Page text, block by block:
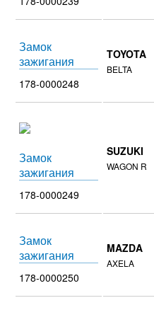
Замок
зажигания
178-0000248
TOYOTA
BELTA
Замок
зажигания
178-0000249
SUZUKI
WAGON R
Замок
зажигания
178-0000250
MAZDA
AXELA